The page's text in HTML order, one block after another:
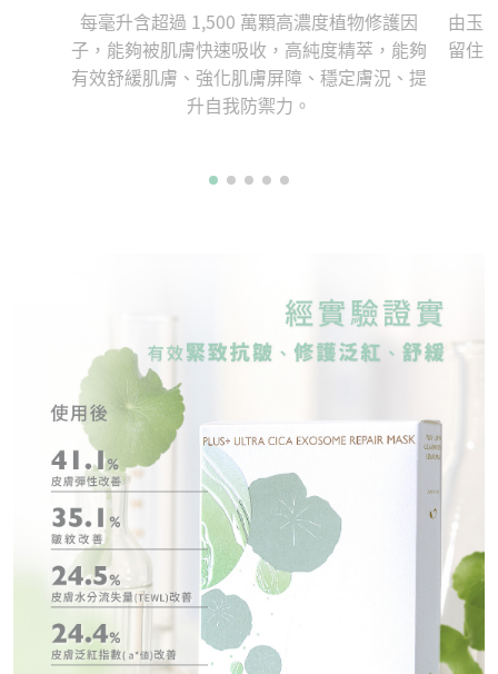
每毫升含超過 1,500 萬顆⾼濃度植物修護因
⼦，能夠被肌膚快速吸收，⾼純度精萃，能夠
有效舒緩肌膚、強化肌膚屏障、穩定膚況、提
升⾃我防禦⼒。
由⽟
留住